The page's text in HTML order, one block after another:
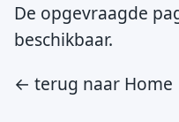
De opgevraagde
beschikbaar.
← terug naar Home